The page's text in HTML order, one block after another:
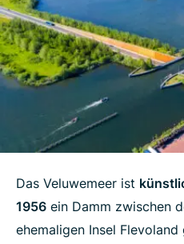
Das Veluwemeer ist
1956 ein Damm zwischen
ehemaligen Insel